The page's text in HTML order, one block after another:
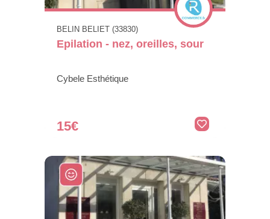
BELIN BELIET (33830)
Epilation - nez, oreilles, sour
Cybele Esthétique
15€